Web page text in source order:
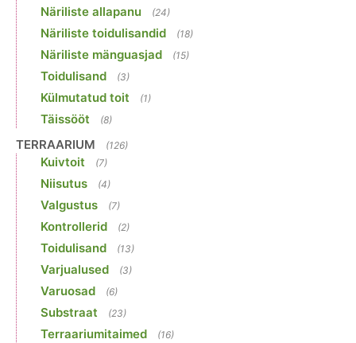
Näriliste allapanu (24)
Näriliste toidulisandid (18)
Näriliste mänguasjad (15)
Toidulisand (3)
Külmutatud toit (1)
Täissööt (8)
TERRAARIUM (126)
Kuivtoit (7)
Niisutus (4)
Valgustus (7)
Kontrollerid (2)
Toidulisand (13)
Varjualused (3)
Varuosad (6)
Substraat (23)
Terraariumitaimed (16)